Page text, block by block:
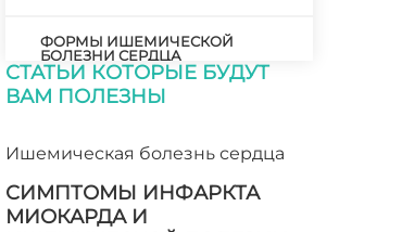
ФОРМЫ ИШЕМИЧЕСКОЙ
БОЛЕЗНИ СЕРДЦА
ХИРУРГИЧЕСКОЕ ЛЕЧЕНИЕ
ХРОНИЧЕСКАЯ
ИШЕМИЧЕСКАЯ БОЛЕЗНЬ
СЕРДЦА
СТАТЬИ КОТОРЫЕ БУДУТ
ВАМ ПОЛЕЗНЫ
Ишемическая болезнь сердца
СИМПТОМЫ ИНФАРКТА
МИОКАРДА И